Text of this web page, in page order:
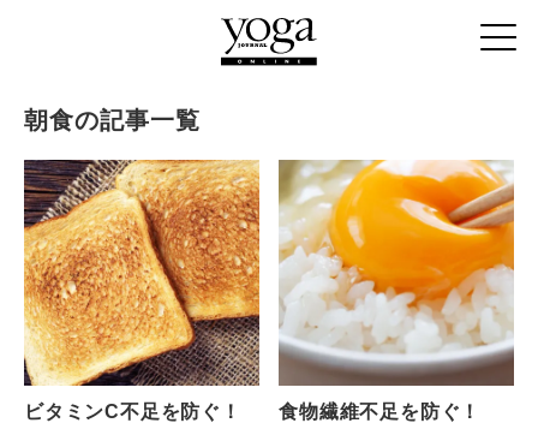
朝食の記事一覧
ビタミンC不足を防ぐ！
食物繊維不足を防ぐ！